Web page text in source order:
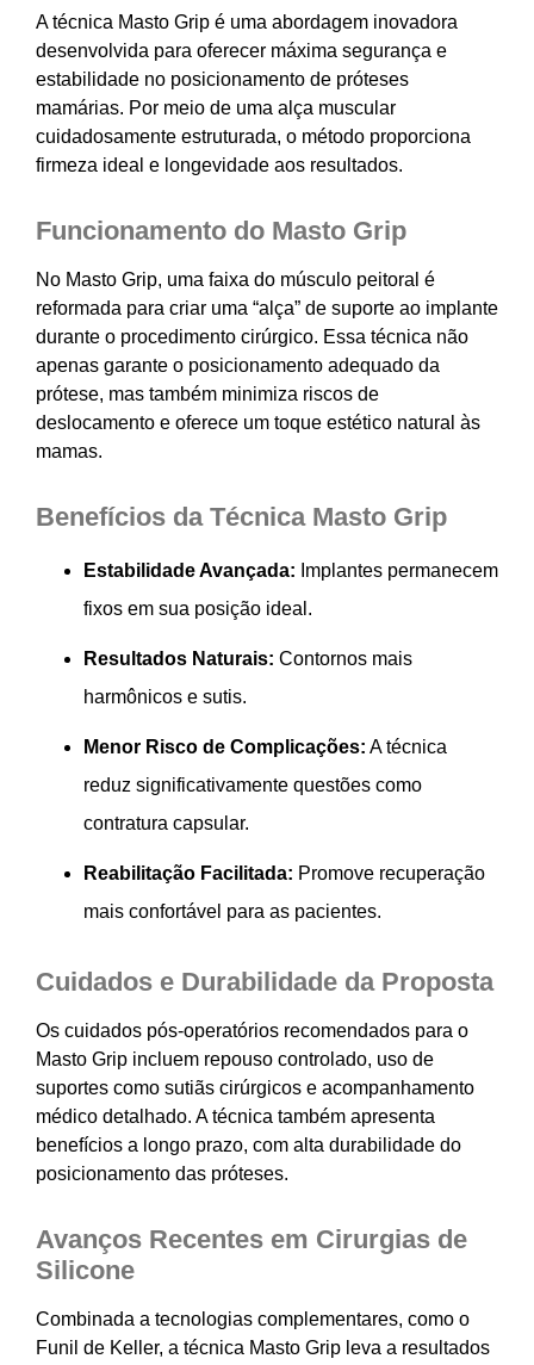
A técnica Masto Grip é uma abordagem inovadora
desenvolvida para oferecer máxima segurança e
estabilidade no posicionamento de próteses
mamárias. Por meio de uma alça muscular
cuidadosamente estruturada, o método proporciona
firmeza ideal e longevidade aos resultados.
Funcionamento do Masto Grip
No Masto Grip, uma faixa do músculo peitoral é
reformada para criar uma “alça” de suporte ao implante
durante o procedimento cirúrgico. Essa técnica não
apenas garante o posicionamento adequado da
prótese, mas também minimiza riscos de
deslocamento e oferece um toque estético natural às
mamas.
Benefícios da Técnica Masto Grip
Estabilidade Avançada: Implantes permanecem
fixos em sua posição ideal.
Resultados Naturais: Contornos mais
harmônicos e sutis.
Menor Risco de Complicações: A técnica
reduz significativamente questões como
contratura capsular.
Reabilitação Facilitada: Promove recuperação
mais confortável para as pacientes.
Cuidados e Durabilidade da Proposta
Os cuidados pós-operatórios recomendados para o
Masto Grip incluem repouso controlado, uso de
suportes como sutiãs cirúrgicos e acompanhamento
médico detalhado. A técnica também apresenta
benefícios a longo prazo, com alta durabilidade do
posicionamento das próteses.
Avanços Recentes em Cirurgias de
Silicone
Combinada a tecnologias complementares, como o
Funil de Keller, a técnica Masto Grip leva a resultados